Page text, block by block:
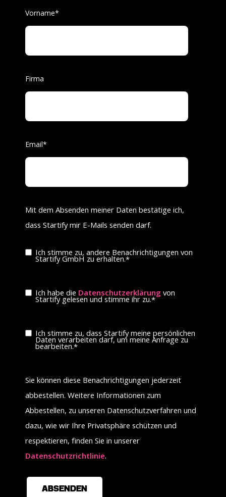
Vorname*
Firma
Email*
Mit dem Absenden meiner Daten bestätige ich,
dass Startify mir E-Mails senden darf.
Ich stimme zu, andere Benachrichtigungen von
Startify GmbH zu erhalten.*
Ich habe die Datenschutzerklärung von
Startify gelesen und stimme ihr zu.*
Ich stimme zu, dass Startify meine persönlichen
Daten verarbeiten darf, um meine Anfrage zu
bearbeiten.*
Sie können diese Benachrichtigungen jederzeit
abbestellen. Weitere Informationen zum
Abbestellen, zu unseren Datenschutzverfahren und
dazu, wie wir Ihre Privatsphäre schützen und
respektieren, finden Sie in unserer
Datenschutzrichtlinie.